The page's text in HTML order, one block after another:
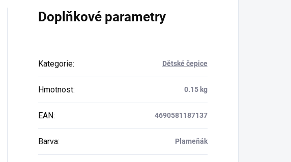
Doplňkové parametry
Kategorie: Dětské čepice
Hmotnost: 0.15 kg
EAN: 4690581187137
Barva: Plameňák